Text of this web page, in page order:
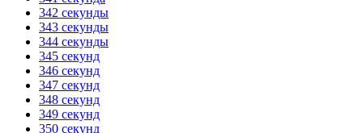
342 секунды
343 секунды
344 секунды
345 секунд
346 секунд
347 секунд
348 секунд
349 секунд
350 секунд